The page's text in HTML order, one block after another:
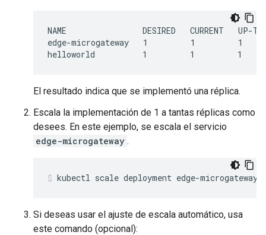
NAME                DESIRED   CURRENT   UP-TO-
edge-microgateway   1         1         1
El resultado indica que se implementó una réplica.
Escala la implementación de 1 a tantas réplicas como
desees. En este ejemplo, se escala el servicio
edge-microgateway .
kubectl scale deployment edge-
Si deseas usar el ajuste de escala automático, usa
este comando (opcional):